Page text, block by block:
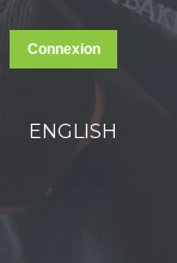
Connexion
ENGLISH